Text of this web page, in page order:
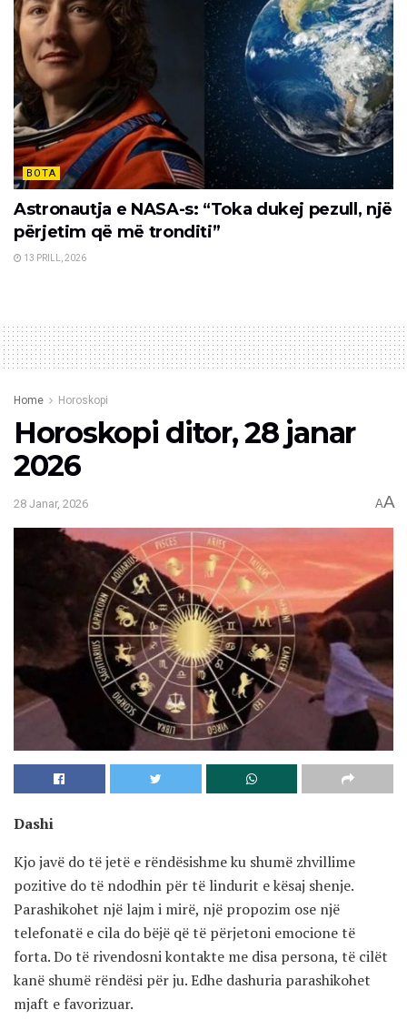
BOTA
Astronautja e NASA-s: “Toka dukej pezull, një
përjetim që më tronditi”
13 PRILL, 2026
Home Horoskopi
Horoskopi ditor, 28 janar
2026
28 Janar, 2026 AA
Dashi
Kjo javë do të jetë e rëndësishme ku shumë zhvillime
pozitive do të ndodhin për të lindurit e kësaj shenje.
Parashikohet një lajm i mirë, një propozim ose një
telefonatë e cila do bëjë që të përjetoni emocione të
forta. Do të rivendosni kontakte me disa persona, të cilët
kanë shumë rëndësi për ju. Edhe dashuria parashikohet
mjaft e favorizuar.